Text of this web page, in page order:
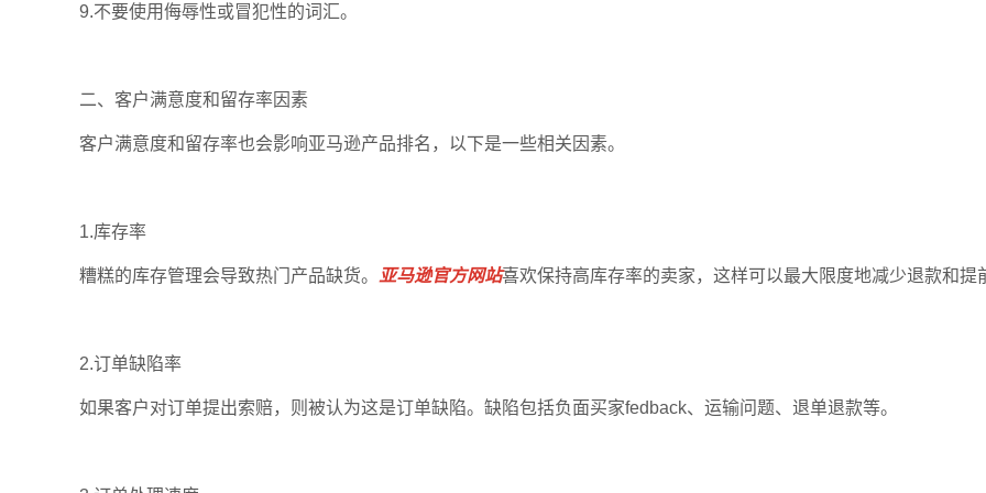
9.不要使用侮辱性或冒犯性的词汇。
二、客户满意度和留存率因素
客户满意度和留存率也会影响亚马逊产品排名，以下是一些相关因素。
1.库存率
糟糕的库存管理会导致热门产品缺货。 亚马逊官方网站喜欢保持高库存率的卖家，这样可以最大限度地减少退款和提
2.订单缺陷率
如果客户对订单提出索赔，则被认为这是订单缺陷。缺陷包括负面买家fedback、运输问题、退单退款等。